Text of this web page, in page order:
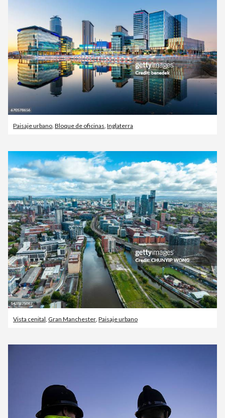
Paisaje urbano, Bloque de oficinas, Inglaterra
Vista cenital Gran Manchester Paisaje urbano